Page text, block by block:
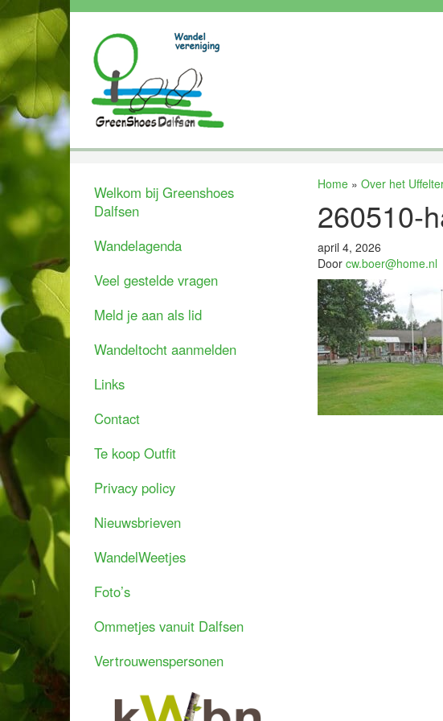
Welkom bij Greenshoes
Dalfsen
Wandelagenda
Veel gestelde vragen
Meld je aan als lid
Wandeltocht aanmelden
Links
Contact
Te koop Outfit
Privacy policy
Nieuwsbrieven
WandelWeetjes
Foto’s
Ommetjes vanuit Dalfsen
Vertrouwenspersonen
Home» Over het
260510-
april 4, 2026
Door cw.boer@home.nl